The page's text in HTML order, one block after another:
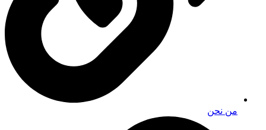
من نحن